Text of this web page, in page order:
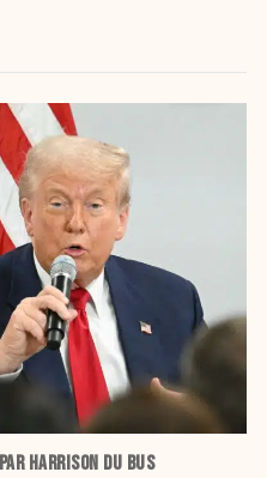
HARRISON DU BUS